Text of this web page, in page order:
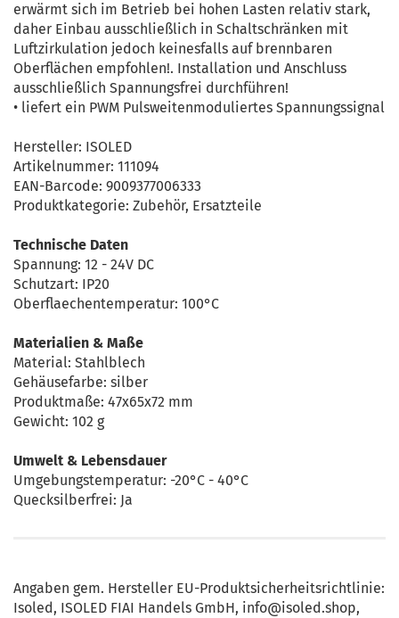
erwärmt sich im Betrieb bei hohen Lasten relativ stark,
daher Einbau ausschließlich in Schaltschränken mit
Luftzirkulation jedoch keinesfalls auf brennbaren
Oberflächen empfohlen!. Installation und Anschluss
ausschließlich Spannungsfrei durchführen!
• liefert ein PWM Pulsweitenmoduliertes Spannungssignal
Hersteller: ISOLED
Artikelnummer: 111094
EAN-Barcode: 9009377006333
Produktkategorie: Zubehör, Ersatzteile
Technische Daten
Spannung: 12 - 24V DC
Schutzart: IP20
Oberflaechentemperatur: 100°C
Materialien & Maße
Material: Stahlblech
Gehäusefarbe: silber
Produktmaße: 47x65x72 mm
Gewicht: 102 g
Umwelt & Lebensdauer
Umgebungstemperatur: -20°C - 40°C
Quecksilberfrei: Ja
Angaben gem. Hersteller EU-Produktsicherheitsrichtlinie:
Isoled, ISOLED FIAI Handels GmbH, info@isoled.shop,